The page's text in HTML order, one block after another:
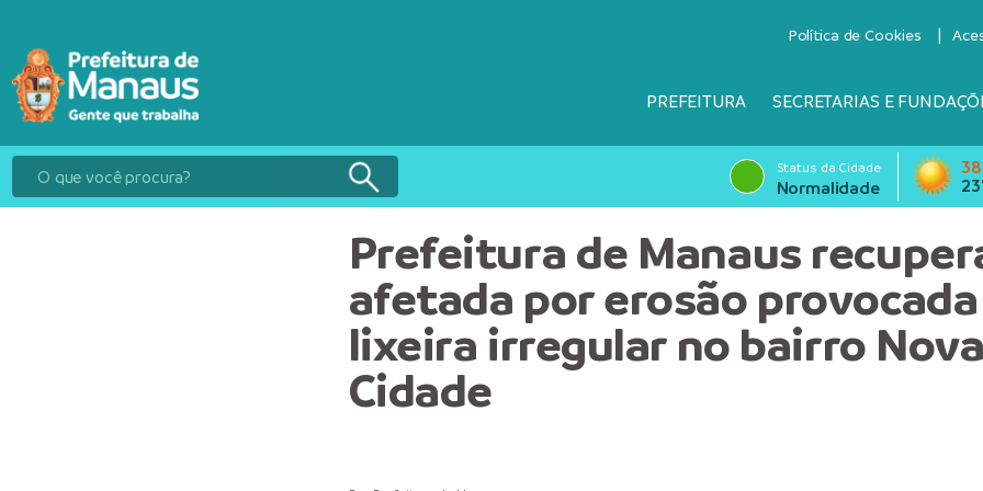
Política de Cookies
PREFEITURA SECRETARIAS E
Status da Cidade
Normalidade
Prefeitura de Manaus
afetada por erosão
lixeira irregular no bairro Nova
Cidade